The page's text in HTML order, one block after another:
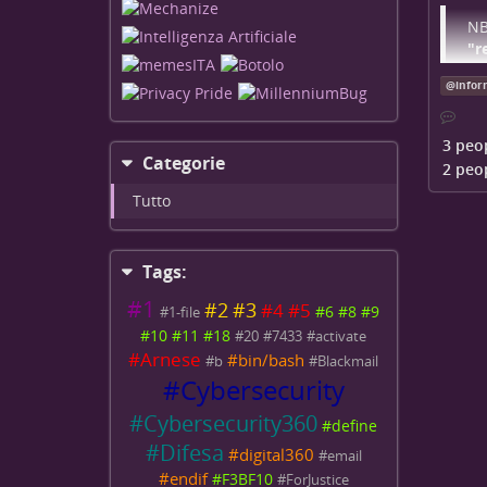
Categorie
Tutto
Tags:
#1 #1-file #2#3#4#5 #6 #8 #9
#10 #11 #18 #20 #7433 #activate
#Arnese #b #bin/bash #Blackmail
#Cybersecurity
#Cybersecurity360 #define
#Difesa #digital360 #email
#endif #F3BF10 #ForJustice
@
3
2